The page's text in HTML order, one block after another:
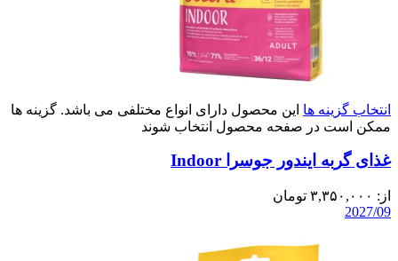
انتخاب گزینه ها این محصول دارای انواع مختلفی می باشد. گزینه ها
ممکن است در صفحه محصول انتخاب شوند
غذای گربه ایندور جوسرا Indoor
از: ۳,۳۵۰,۰۰۰ تومان
2027/09